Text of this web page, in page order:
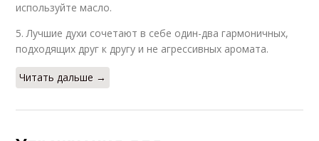
используйте масло.
5. Лучшие духи сочетают в себе один-два гармоничных,
подходящих друг к другу и не агрессивных аромата.
Читать дальше →